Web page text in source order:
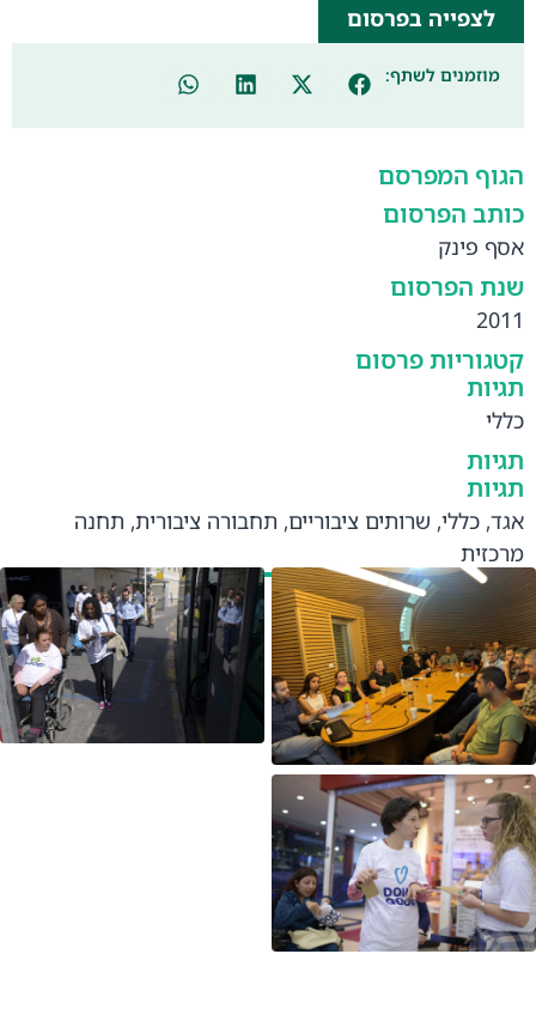
לצפייה בפרסום
מוזמנים לשתף:
הגוף המפרסם
כותב הפרסום
אסף פינק
שנת הפרסום
2011
קטגוריות פרסום
תגיות
כללי
תגיות
תגיות
אגד, כללי, שרותים ציבוריים, תחבורה ציבורית, תחנה
מרכזית